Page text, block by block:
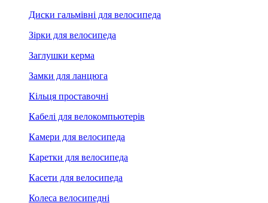
Диски гальмівні для велосипеда
Зірки для велосипеда
Заглушки керма
Замки для ланцюга
Кільця проставочні
Кабелі для велокомпьютерів
Камери для велосипеда
Каретки для велосипеда
Касети для велосипеда
Колеса велосипедні